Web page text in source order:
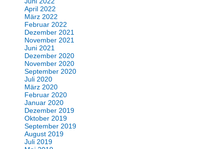
April 2022
März 2022
Februar 2022
Dezember 2021
November 2021
Juni 2021
Dezember 2020
November 2020
September 2020
Juli 2020
März 2020
Februar 2020
Januar 2020
Dezember 2019
Oktober 2019
September 2019
August 2019
Juli 2019